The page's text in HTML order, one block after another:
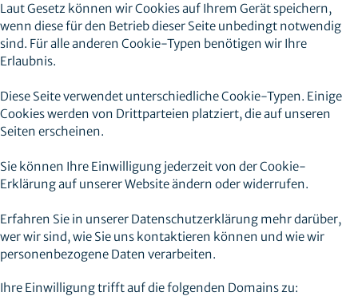
Laut Gesetz können wir Cookies auf Ihrem Gerät speichern,
wenn diese für den Betrieb dieser Seite unbedingt notwendig
sind. Für alle anderen Cookie-Typen benötigen wir Ihre
Erlaubnis.
Diese Seite verwendet unterschiedliche Cookie-Typen. Einige
Cookies werden von Drittparteien platziert, die auf unseren
Seiten erscheinen.
Sie können Ihre Einwilligung jederzeit von der Cookie-
Erklärung auf unserer Website ändern oder widerrufen.
Erfahren Sie in unserer Datenschutzerklärung mehr darüber,
wer wir sind, wie Sie uns kontaktieren können und wie wir
personenbezogene Daten verarbeiten.
Ihre Einwilligung trifft auf die folgenden Domains zu: